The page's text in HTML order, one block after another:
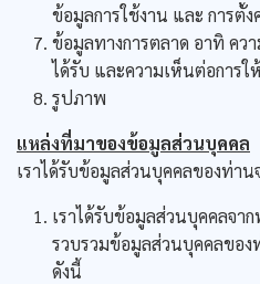
ข้อมูลการใช้งาน และ การตั้ง
ข้อมูลทางการตลาด อาทิ คว
ได้รับ และความเห็นต่อการใ
รูปภาพ
แหล่งที่มาของข้อมูลส่วนบุคคล
เราได้รับข้อมูลส่วนบุคคลของท่าน
เราได้รับข้อมูลส่วนบุคคลจาก
รวบรวมข้อมูลส่วนบุคคลของ
ดังนี้